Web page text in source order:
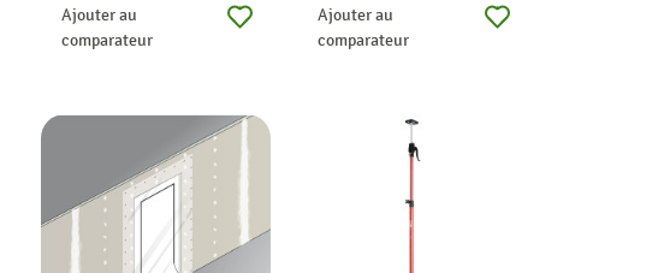
Ajouter au
comparateur
Ajouter au
comparateur